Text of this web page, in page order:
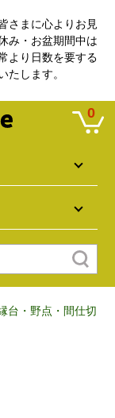
さまに心よりお見
み・お盆期間中は
より日数を要する
たします。
0
台・野点・間仕切